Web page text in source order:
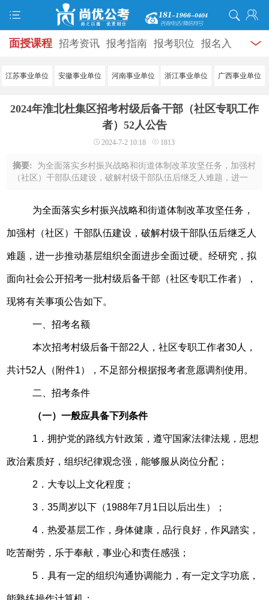
面授课程 招考资讯 报考指南 报考职位 报名入
口 打准考证 成绩查询 面试公告 录用公示 辅导
学员风采 名师团队
江苏事业单位 安徽事业单位 河南事业单位 浙江事业单位 广西事业单位
2024年淮北杜集区招考村级后备干部（社区专职工作
者）52人公告
2024-7-2 10:18 1813
摘要: 为全面落实乡村振兴战略和街道体制改革攻坚任务，加强村
（社区）干部队伍建设，破解村级干部队伍后继乏人难题，进一
为全面落实乡村振兴战略和街道体制改革攻坚任务，
加强村（社区）干部队伍建设，破解村级干部队伍后继乏人
难题，进一步推动基层组织全面进步全面过硬。经研究，拟
面向社会公开招考一批村级后备干部（社区专职工作者），
现将有关事项公告如下。
一、招考名额
本次招考村级后备干部22人，社区专职工作者30人，
共计52人（附件1），不足部分根据报考者意愿调剂使用。
二、招考条件
（一）一般应具备下列条件
1．拥护党的路线方针政策，遵守国家法律法规，思想
政治素质好，组织纪律观念强，能够服从岗位分配；
2．大专以上文化程度；
3．35周岁以下（1988年7月1日以后出生）；
4．热爱基层工作，身体健康，品行良好，作风踏实，
吃苦耐劳，乐于奉献，事业心和责任感强；
5．具有一定的组织沟通协调能力，有一定文字功底，